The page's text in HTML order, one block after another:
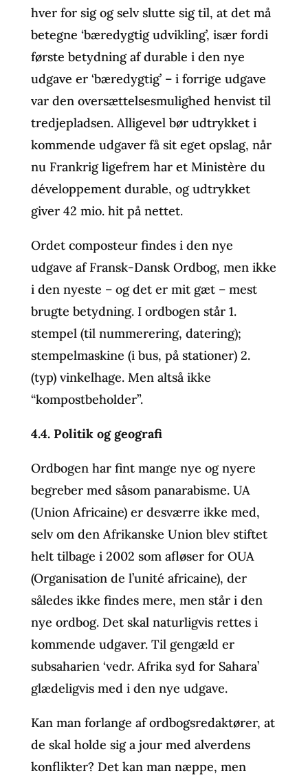
hver for sig og selv slutte sig til, at det må
betegne ‘bæredygtig udvikling’, især fordi
første betydning af durable i den nye
udgave er ‘bæredygtig’ – i forrige udgave
var den oversættelsesmulighed henvist til
tredjepladsen. Alligevel bør udtrykket i
kommende udgaver få sit eget opslag, når
nu Frankrig ligefrem har et Ministère du
développement durable, og udtrykket
giver 42 mio. hit på nettet.
Ordet composteur findes i den nye
udgave af Fransk-Dansk Ordbog, men ikke
i den nyeste – og det er mit gæt – mest
brugte betydning. I ordbogen står 1.
stempel (til nummerering, datering);
stempelmaskine (i bus, på stationer) 2.
(typ) vinkelhage. Men altså ikke
“kompostbeholder”.
4.4. Politik og geografi
Ordbogen har fint mange nye og nyere
begreber med såsom panarabisme. UA
(Union Africaine) er desværre ikke med,
selv om den Afrikanske Union blev stiftet
helt tilbage i 2002 som afløser for OUA
(Organisation de l’unité africaine), der
således ikke findes mere, men står i den
nye ordbog. Det skal naturligvis rettes i
kommende udgaver. Til gengæld er
subsaharien ‘vedr. Afrika syd for Sahara’
glædeligvis med i den nye udgave.
Kan man forlange af ordbogsredaktører, at
de skal holde sig a jour med alverdens
konflikter? Det kan man næppe, men